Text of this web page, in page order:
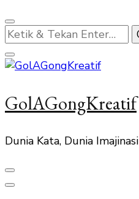
Mencari
Sesuatu?
GolAGongKreatif
Dunia Kata, Dunia Imajinasi